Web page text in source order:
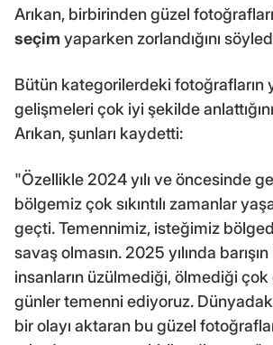
Arıkan, birbirinden güzel
seçim yaparken zorlandığını
Bütün kategorilerdeki fotoğrafların
gelişmeleri çok iyi şekilde
Arıkan, şunları kaydetti:
"Özellikle 2024 yılı ve öncesinde
bölgemiz çok sıkıntılı zamanlar
geçti. Temennimiz, isteğimiz
savaş olmasın. 2025 yılında
insanların üzülmediği, ölmediği çok
günler temenni ediyoruz.
bir olayı aktaran bu güzel